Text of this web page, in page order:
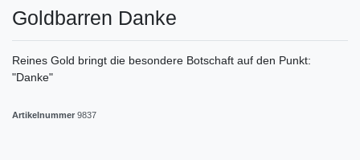
Goldbarren Danke
Reines Gold bringt die besondere Botschaft auf den Punkt:
"Danke"
Artikelnummer 9837